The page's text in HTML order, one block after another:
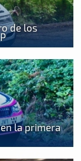
de los
la primera